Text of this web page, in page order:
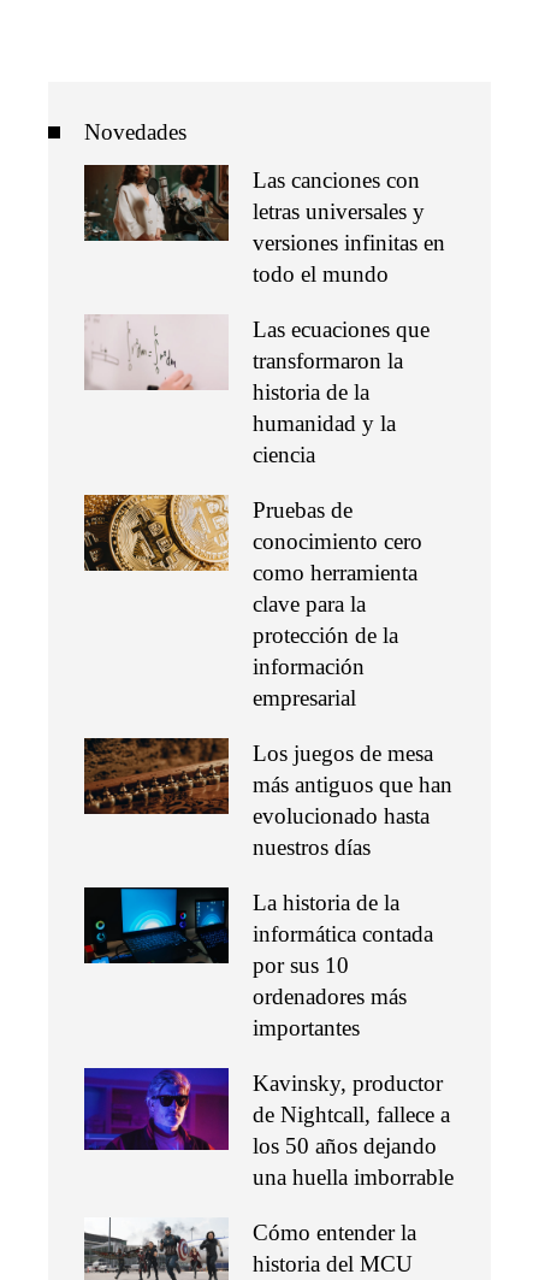
Novedades
Las canciones con
letras universales y
versiones infinitas en
todo el mundo
Las ecuaciones que
transformaron la
historia de la
humanidad y la
ciencia
Pruebas de
conocimiento cero
como herramienta
clave para la
protección de la
información
empresarial
Los juegos de mesa
más antiguos que han
evolucionado hasta
nuestros días
La historia de la
informática contada
por sus 10
ordenadores más
importantes
Kavinsky, productor
de Nightcall, fallece a
los 50 años dejando
una huella imborrable
Cómo entender la
historia del MCU